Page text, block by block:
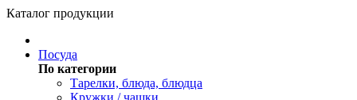
Каталог продукции
Посуда
По категории
Тарелки, блюда, блюдца
Кружки / чашки